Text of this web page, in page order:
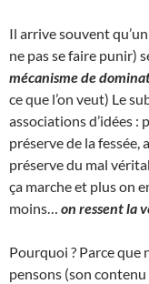
Il arrive souvent
ne pas se faire punir)
mécanisme de
ce que l’on veut) Le
associations d’idées :
préserve de la fessée,
préserve du mal
ça marche et plus on
moins… on ressent la
Pourquoi ? Parce que
pensons (son